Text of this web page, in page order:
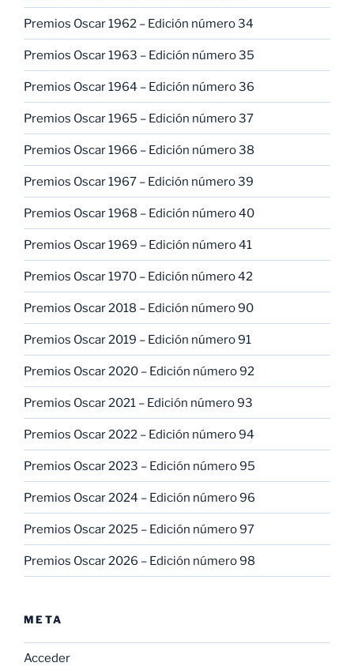
Premios Oscar 1962 – Edición número 34
Premios Oscar 1963 – Edición número 35
Premios Oscar 1964 – Edición número 36
Premios Oscar 1965 – Edición número 37
Premios Oscar 1966 – Edición número 38
Premios Oscar 1967 – Edición número 39
Premios Oscar 1968 – Edición número 40
Premios Oscar 1969 – Edición número 41
Premios Oscar 1970 – Edición número 42
Premios Oscar 2018 – Edición número 90
Premios Oscar 2019 – Edición número 91
Premios Oscar 2020 – Edición número 92
Premios Oscar 2021 – Edición número 93
Premios Oscar 2022 – Edición número 94
Premios Oscar 2023 – Edición número 95
Premios Oscar 2024 – Edición número 96
Premios Oscar 2025 – Edición número 97
Premios Oscar 2026 – Edición número 98
META
Acceder